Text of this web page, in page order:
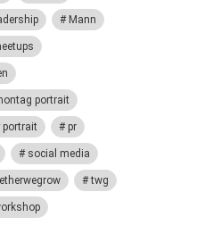
Mann
portrait
portrait pr
social media
twg